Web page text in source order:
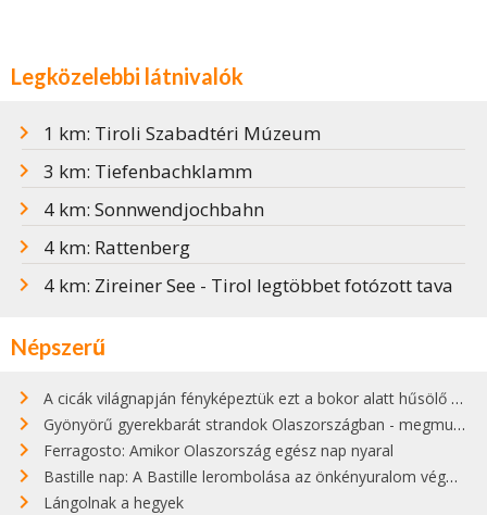
Legközelebbi látnivalók
1 km: Tiroli Szabadtéri Múzeum
3 km: Tiefenbachklamm
4 km: Sonnwendjochbahn
4 km: Rattenberg
4 km: Zireiner See - Tirol legtöbbet fotózott tava
Népszerű
A cicák világnapján fényképeztük ezt a bokor alatt hűsölő cicát Kisorosziban
Gyönyörű gyerekbarát strandok Olaszországban - megmutatjuk a 15 legjobbat
Ferragosto: Amikor Olaszország egész nap nyaral
Bastille nap: A Bastille lerombolása az önkényuralom végét jelentette
Lángolnak a hegyek